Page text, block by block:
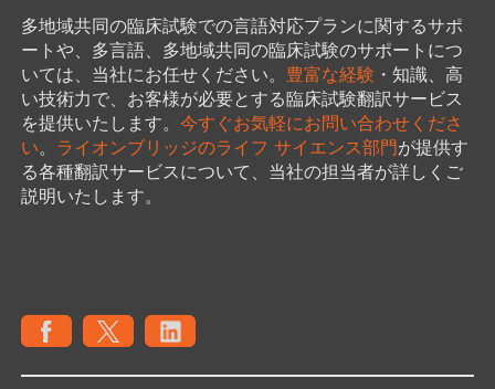
多地域共同の臨床試験での言語対応プランに関するサポ
ートや、多言語、多地域共同の臨床試験のサポートにつ
いては、当社にお任せください。 豊富な経験 ・知識、高
い技術力で、お客様が必要とする臨床試験翻訳サービス
を提供いたします。 今すぐお気軽にお問い合わせくださ
い。 ライオンブリッジのライフ サイエンス部門が提供す
る各種翻訳サービスについて、当社の担当者が詳しくご
説明いたします。